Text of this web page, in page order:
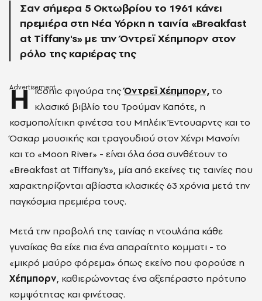
Σαν σήμερα 5 Οκτωβρίου το 1961 κάνει
πρεμιέρα στη Νέα Υόρκη η ταινία «Βreakfast
at Τiffany's» με την Όντρεϊ Χέπμπορν στον
ρόλο της καριέρας της
Η iconic φιγούρα τηςΌντρεϊ Χέπμπορν, το
κλασικό βιβλίο του Τρούμαν Καπότε, η
κοσμοπολίτικη φινέτσα του Μπλέικ Έντουαρντς και το
Όσκαρ μουσικής και τραγουδιού στον Χένρι Μανσίνι
και το «Moon River» - είναι όλα όσα συνθέτουν το
«Breakfast at Tiffany's», μία από εκείνες τις ταινίες που
χαρακτηρίζονται αβίαστα κλασικές 63 χρόνια μετά την
παγκόσμια πρεμιέρα τους.
Μετά την προβολή της ταινίας η ντουλάπα κάθε
γυναίκας θα είχε πια ένα απαραίτητο κομματι - το
«μικρό μαύρο φόρεμα» όπως εκείνο που φορούσε η
Χέπμπορν, καθιερώνοντας ένα αξεπέραστο πρότυπο
κομψότητας και φινέτσας.